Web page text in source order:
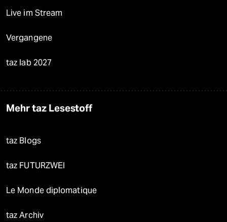
Live im Stream
Vergangene
taz lab 2027
Mehr taz Lesestoff
taz Blogs
taz FUTURZWEI
Le Monde diplomatique
taz Archiv